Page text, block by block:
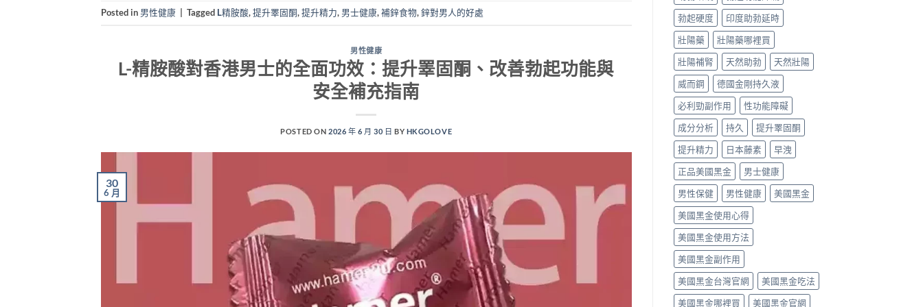
Posted in 男性健康 Tagged L精胺酸,提升睪固酮,提升精力, 男士健康,補鋅食物,鋅對男人的好處
男性健康
L-精胺酸對香港男士的全面功效：提升睪固酮、改善勃起功能與
安全補充指南
POSTED ON 2026 年 6 月 30 日 BY HKGOLOVE
30
6 月
勃起硬度
印度助勃延時
壯陽藥
壯陽藥哪裡買
壯陽補腎
天然助勃
天然壯陽
威而鋼
德國金剛持久液
必利勁副作用
性功能障礙
成分分析
持久
提升睪固酮
提升精力
日本藤素
早洩
正品美國黑金
男士健康
男性保健
男性健康
美國黑金
美國黑金使用心得
美國黑金使用方法
美國黑金副作用
美國黑金台灣官網
美國黑金吃法
美國黑金哪裡買
美國黑金官網